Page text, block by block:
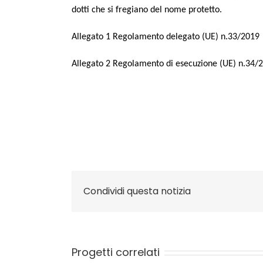
dot­ti che si fre­gia­no del nome protetto.
Alle­ga­to 1 Rego­la­men­to dele­ga­to (UE) n.33/2019
Alle­ga­to 2 Rego­la­men­to di ese­cu­zio­ne (UE) n.34/
Condividi questa notizia
Progetti correlati